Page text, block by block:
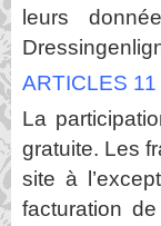
leurs
ARTICLES
La
gratuite. Les
site à
facturation